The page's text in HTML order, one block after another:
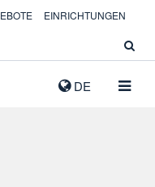
DE
EINRICHTUNGEN